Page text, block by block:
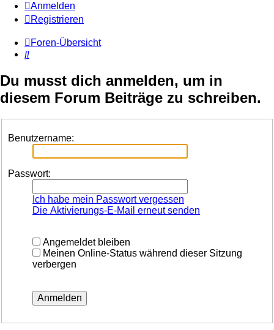
Anmelden
Registrieren
Foren-Übersicht
Suche
Du musst dich anmelden, um in
diesem Forum Beiträge zu schreiben.
Benutzername:
Passwort:
Ich habe mein Passwort vergessen
Die Aktivierungs-E-Mail erneut senden
Angemeldet bleiben
Meinen Online-Status während dieser Sitzung
verbergen